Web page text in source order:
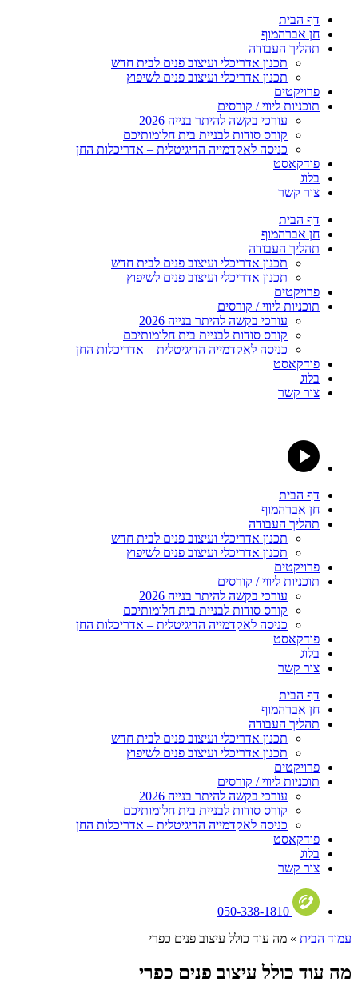
לתוכן
דף הבית
חן אברהמוף
תהליך העבודה
תכנון אדריכלי ועיצוב פנים לבית חדש
תכנון אדריכלי ועיצוב פנים לשיפוץ
פרויקטים
תוכניות ליווי / קורסים
עורכי בקשה להיתר בנייה 2026
קורס סודות לבניית בית חלומותיכם
כניסה לאקדמייה הדיגיטלית – אדריכלות החן
פודקאסט
בלוג
צור קשר
דף הבית
חן אברהמוף
תהליך העבודה
תכנון אדריכלי ועיצוב פנים לבית חדש
תכנון אדריכלי ועיצוב פנים לשיפוץ
פרויקטים
תוכניות ליווי / קורסים
עורכי בקשה להיתר בנייה 2026
קורס סודות לבניית בית חלומותיכם
כניסה לאקדמייה הדיגיטלית – אדריכלות החן
פודקאסט
בלוג
צור קשר
דף הבית
חן אברהמוף
תהליך העבודה
תכנון אדריכלי ועיצוב פנים לבית חדש
תכנון אדריכלי ועיצוב פנים לשיפוץ
פרויקטים
תוכניות ליווי / קורסים
עורכי בקשה להיתר בנייה 2026
קורס סודות לבניית בית חלומותיכם
כניסה לאקדמייה הדיגיטלית – אדריכלות החן
פודקאסט
בלוג
צור קשר
דף הבית
חן אברהמוף
תהליך העבודה
תכנון אדריכלי ועיצוב פנים לבית חדש
תכנון אדריכלי ועיצוב פנים לשיפוץ
פרויקטים
תוכניות ליווי / קורסים
עורכי בקשה להיתר בנייה 2026
קורס סודות לבניית בית חלומותיכם
כניסה לאקדמייה הדיגיטלית – אדריכלות החן
פודקאסט
בלוג
צור קשר
050-338-1810
עמוד הבית » מה עוד כולל עיצוב פנים כפרי
מה עוד כולל עיצוב פנים כפרי